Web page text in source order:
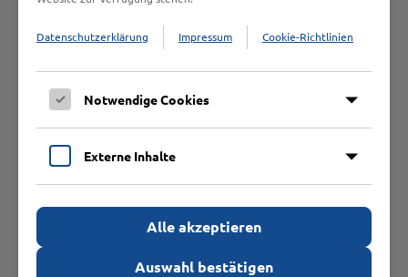
Alle Hersteller
Datenschutzerklärung Impressum Cookie-Richtlinien
Notwendige Cookies
Externe Inhalte
Alle akzeptieren
Auswahl bestätigen